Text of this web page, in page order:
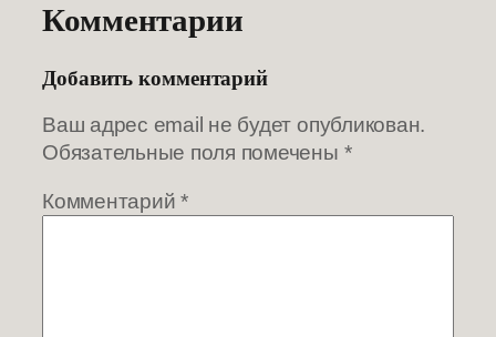
Комментарии
Добавить комментарий
Ваш адрес email не будет опубликован.
Обязательные поля помечены *
Комментарий*